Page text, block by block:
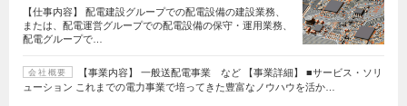
【仕事内容】 配電建設グループでの配電設備の建設業務、
または、配電運営グループでの配電設備の保守・運用業務、
配電グループで…
会社概要
【事業内容】 一般送配電事業 など 【事業詳細】 ■サービス・ソリ
ューション これまでの電力事業で培ってきた豊富なノウハウを活か…